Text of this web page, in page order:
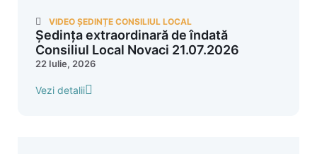
VIDEO ȘEDINȚE CONSILIUL LOCAL
Ședința extraordinară de îndată
Consiliul Local Novaci 21.07.2026
22 Iulie, 2026
Vezi detalii